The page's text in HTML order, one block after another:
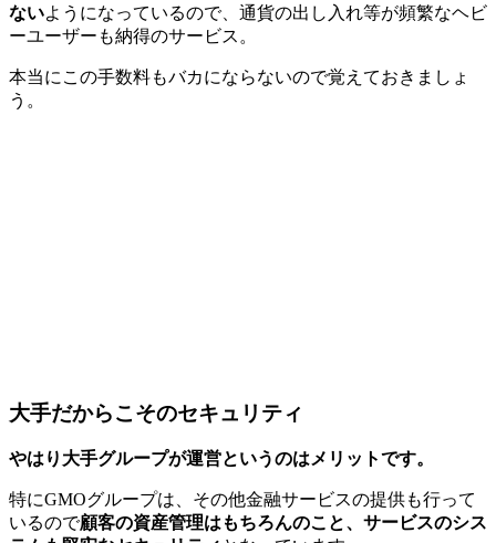
ないようになっているので、通貨の出し入れ等が頻繁なヘビ
ーユーザーも納得のサービス。
本当にこの手数料もバカにならないので覚えておきましょ
う。
大手だからこそのセキュリティ
やはり大手グループが運営というのはメリットです。
特にGMOグループは、その他金融サービスの提供も行って
いるので顧客の資産管理はもちろんのこと、サービスのシス